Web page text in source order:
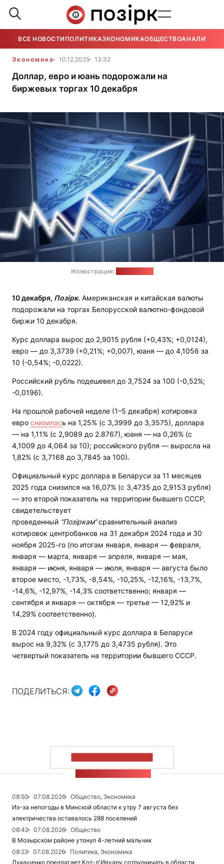
ВСЕ НОВОСТИ ПОЛИТИКАЭКОНОМИКАОБЩЕСТВОАНАЛИТИКА
Экономика 10.12.2025 13:32
Доллар, евро и юань подорожали на
биржевых торгах 10 декабря
Иллюстрация:
10 декабря, Позірк. Американская и китайская валюты
подорожали на торгах Белорусской валютно-фондовой
биржи 10 декабря.
Курс доллара вырос до 2,9015 рубля (+0,43%; +0,0124),
евро — до 3,3739 (+0,21%; +0,007), юаня — до 4,1056 за
10 (-0,54%; -0,0222).
Российский рубль подешевел до 3,7524 за 100 (-0,52%;
-0,0196).
На прошлой рабочей неделе (1–5 декабря) котировка
евро снизилась на 1,25% (с 3,3999 до 3,3575), доллара
— на 1,11% (с 2,9089 до 2.8767), юаня — на 0,26% (с
4,1009 до 4,064 за 10); российского рубля — выросла на
1,82% (с 3,7168 до 3,7845 за 100).
Официальный курс доллара в Беларуси за 11 месяцев
2025 года снизился на 16,07% (с 3,4735 до 2,9153 рубля)
— это второй показатель на территории бывшего СССР,
свидетельствует
проведенный “Позіркам“сравнительный анализ
котировок центробанков на 31 декабря 2024 года и 30
ноября 2025-го (по итогам января, января — февраля,
января — марта, января — апреля, января — мая,
января — июня, января — июля, января — августа было
второе место, -1,73%, -8,54%, -10,25%, -12,16%, -13,7%,
-14,6%, -12,97%, -14,3% соответственно; января —
сентября и января — октября — третье — 12,92% и
14,29% соответственно).
В 2024 году официальный курс доллара в Беларуси
вырос на 9,32% (с 3,1775 до 3,4735 рубля). Это
четвертый показатель на территории бывшего СССР.
ПОДЕЛИТЬСЯ:
08:50 07.08.2026
Общество, Экономика
Из-за непогоды в Минской области к утру 7 августа без
электричества оставалось 288 поселений
08:42
07.08.2026
Общество
В Мозырском районе утонул 4-летний мальчик
08:22
07.08.2026
Политика, Экономика
Лукашенко предлагает Кот-д'Ивуару сотрудничать в области